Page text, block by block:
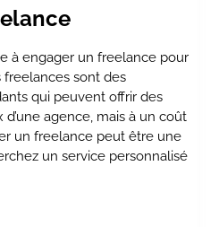
à engager un freelance pour
sont des
qui peuvent offrir des
agence, mais à un coût
un freelance peut être une
un service personnalisé